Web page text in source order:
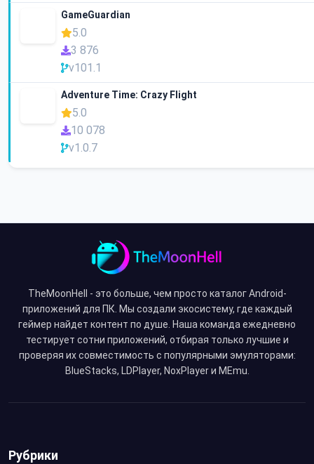
GameGuardian
5.0
3 876
v101.1
Adventure Time: Crazy Flight
5.0
10 078
v1.0.7
TheMoonHell - это больше, чем просто каталог Android-
приложений для ПК. Мы создали экосистему, где каждый
геймер найдет контент по душе. Наша команда ежедневно
тестирует сотни приложений, отбирая только лучшие и
проверяя их совместимость с популярными эмуляторами:
BlueStacks, LDPlayer, NoxPlayer и MEmu.
Рубрики